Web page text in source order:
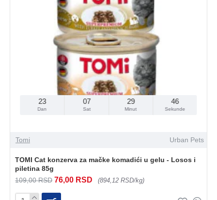
23
Dan
07
Sat
29
Minut
45
Sekunde
Tomi Urban Pets
TOMI Cat konzerva za mačke komadići u gelu - Losos i
piletina 85g
109,00 RSD 76,00 RSD (894,12 RSD/kg)